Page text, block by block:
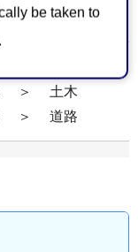
be taken to
＞
土木
＞ 道路